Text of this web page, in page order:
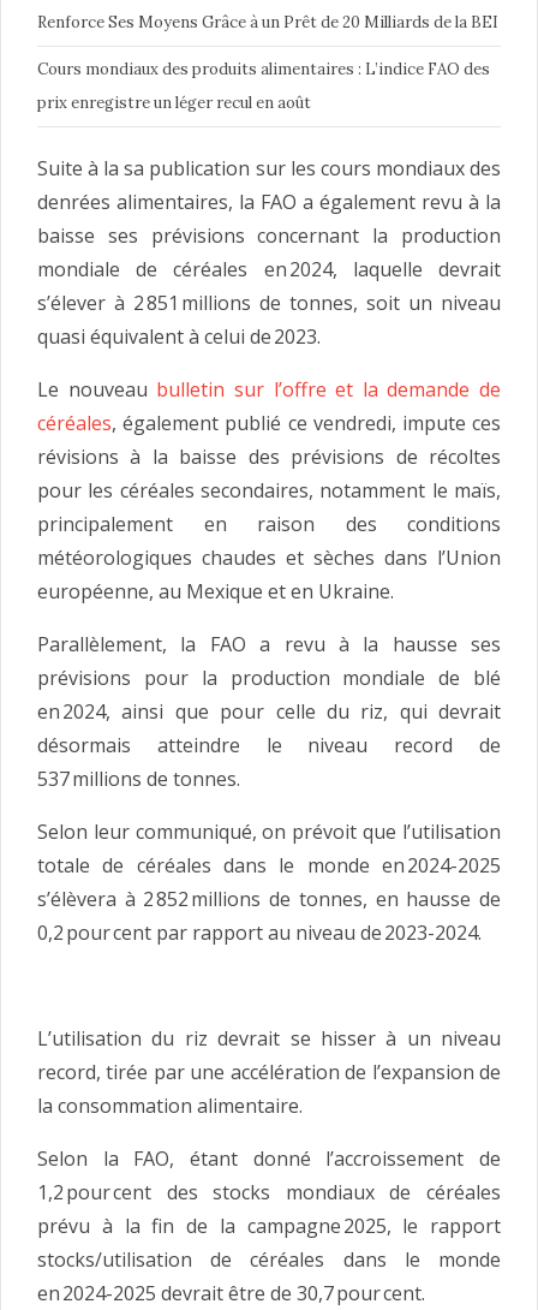
Renforce Ses Moyens Grâce à un Prêt de 20 Milliards de la BEI
Cours mondiaux des produits alimentaires : L’indice FAO des
prix enregistre un léger recul en août
Suite à la sa publication sur les cours mondiaux des
denrées alimentaires, la FAO a également revu à la
baisse ses prévisions concernant la production
mondiale de céréales en 2024, laquelle devrait
s’élever à 2 851 millions de tonnes, soit un niveau
quasi équivalent à celui de 2023.
Le nouveau bulletin sur l’offre et la demande de
céréales, également publié ce vendredi, impute ces
révisions à la baisse des prévisions de récoltes
pour les céréales secondaires, notamment le maïs,
principalement en raison des conditions
météorologiques chaudes et sèches dans l’Union
européenne, au Mexique et en Ukraine.
Parallèlement, la FAO a revu à la hausse ses
prévisions pour la production mondiale de blé
en 2024, ainsi que pour celle du riz, qui devrait
désormais atteindre le niveau record de
537 millions de tonnes.
Selon leur communiqué, on prévoit que l’utilisation
totale de céréales dans le monde en 2024-2025
s’élèvera à 2 852 millions de tonnes, en hausse de
0,2 pour cent par rapport au niveau de 2023-2024.
L’utilisation du riz devrait se hisser à un niveau
record, tirée par une accélération de l’expansion de
la consommation alimentaire.
Selon la FAO, étant donné l’accroissement de
1,2 pour cent des stocks mondiaux de céréales
prévu à la fin de la campagne 2025, le rapport
stocks/utilisation de céréales dans le monde
en 2024-2025 devrait être de 30,7 pour cent.